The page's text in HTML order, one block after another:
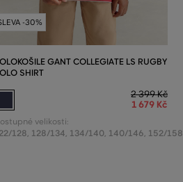
-30%
GANT COLLEGIATE LS RUGBY
SHIRT
2 399 Kč
1 679 Kč
velikosti:
128, 128/134, 134/140, 140/146, 152/158